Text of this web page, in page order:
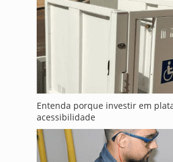
Entenda porque investir em
acessibilidade